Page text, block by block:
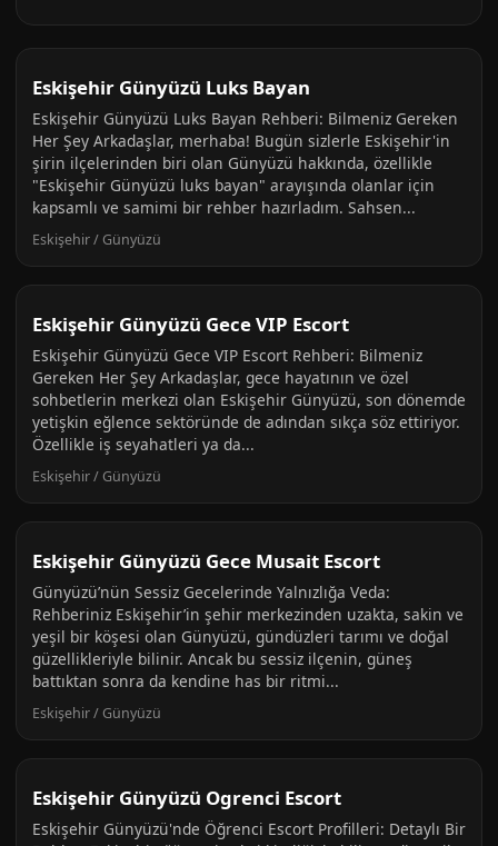
Eskişehir Günyüzü Luks Bayan
Eskişehir Günyüzü Luks Bayan Rehberi: Bilmeniz Gereken
Her Şey Arkadaşlar, merhaba! Bugün sizlerle Eskişehir'in
şirin ilçelerinden biri olan Günyüzü hakkında, özellikle
"Eskişehir Günyüzü luks bayan" arayışında olanlar için
kapsamlı ve samimi bir rehber hazırladım. Sahsen...
Eskişehir / Günyüzü
Eskişehir Günyüzü Gece VIP Escort
Eskişehir Günyüzü Gece VIP Escort Rehberi: Bilmeniz
Gereken Her Şey Arkadaşlar, gece hayatının ve özel
sohbetlerin merkezi olan Eskişehir Günyüzü, son dönemde
yetişkin eğlence sektöründe de adından sıkça söz ettiriyor.
Özellikle iş seyahatleri ya da...
Eskişehir / Günyüzü
Eskişehir Günyüzü Gece Musait Escort
Günyüzü’nün Sessiz Gecelerinde Yalnızlığa Veda:
Rehberiniz Eskişehir’in şehir merkezinden uzakta, sakin ve
yeşil bir köşesi olan Günyüzü, gündüzleri tarımı ve doğal
güzellikleriyle bilinir. Ancak bu sessiz ilçenin, güneş
battıktan sonra da kendine has bir ritmi...
Eskişehir / Günyüzü
Eskişehir Günyüzü Ogrenci Escort
Eskişehir Günyüzü'nde Öğrenci Escort Profilleri: Detaylı Bir